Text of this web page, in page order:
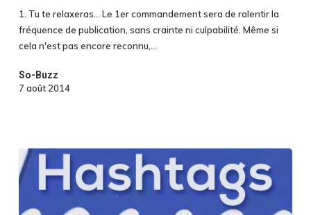
1. Tu te relaxeras... Le 1er commandement sera de ralentir la
fréquence de publication, sans crainte ni culpabilité. Même si
cela n'est pas encore reconnu,…
So-Buzz
7 août 2014